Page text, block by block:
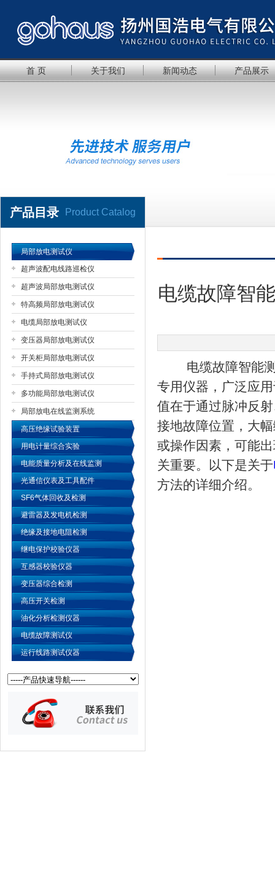
扬州国浩电气有限公司
首 页 关于我们 新闻动态 产品展示
产品目录 Product Catalog
局部放电测试仪
超声波配电线路巡检仪
超声波局部放电测试仪
特高频局部放电测试仪
电缆局部放电测试仪
变压器局部放电测试仪
开关柜局部放电测试仪
手持式局部放电测试仪
多功能局部放电测试仪
局部放电在线监测系统
高压绝缘试验装置
用电计量综合实验
电能质量分析及在线监测
光通信仪表及工具配件
SF6气体回收及检测
避雷器及发电机检测
绝缘及接地电阻检测
继电保护校验仪器
互感器校验仪器
变压器综合检测
高压开关检测
油化分析检测仪器
电缆故障测试仪
运行线路测试仪器
电缆故障智
电缆故障智能测
专用仪器，广泛应
值在于通过脉冲反
接地故障位置，大
或操作因素，可能
关重要。以下是关于
方法的详细介绍。